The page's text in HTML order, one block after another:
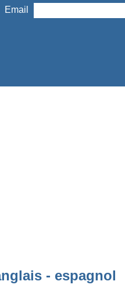
Email
- espagnol